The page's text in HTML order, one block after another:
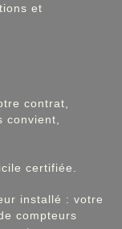
et
contrat,
convient,
certifiée.
installé : votre
compteurs